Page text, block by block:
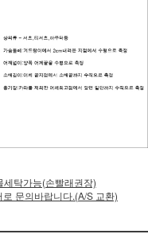
탁가능(손빨래권장)
문의바랍니다.(A/S 교환)